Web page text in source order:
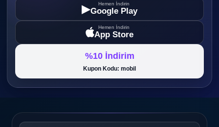
▶ Hemen İndirin
Google Play
Hemen İndirin
App Store
%10 İndirim
Kupon Kodu: mobil